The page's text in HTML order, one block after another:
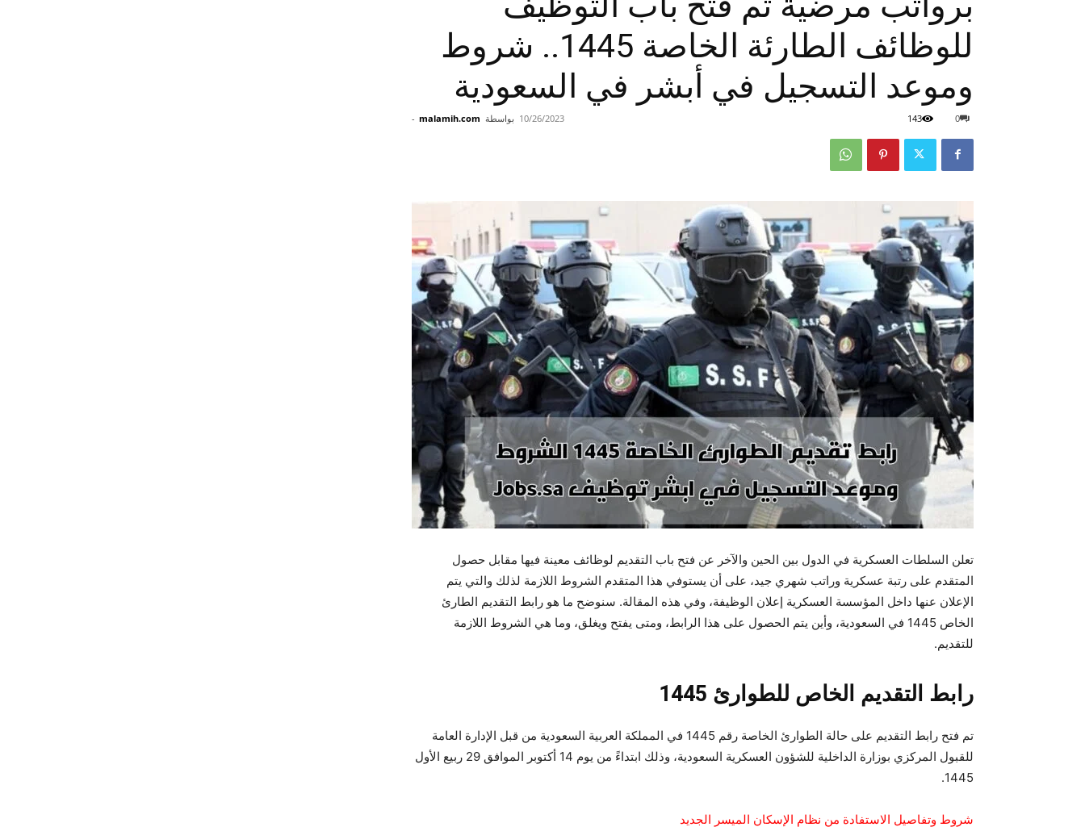
للوظائف الطارئة الخاصة 1445.. شروط
وموعد التسجيل في أبشر في السعودية
بواسطة malamih.com
- 10/26/2023 0
143
تعلن السلطات العسكرية في الدول بين الحين والآخر عن فتح باب التقديم لوظائف معينة فيها مقابل حصول
المتقدم على رتبة عسكرية وراتب شهري جيد، على أن يستوفي هذا المتقدم الشروط اللازمة لذلك والتي يتم
الإعلان عنها داخل المؤسسة العسكرية إعلان الوظيفة، وفي هذه المقالة. سنوضح ما هو رابط التقديم الطارئ
الخاص 1445 في السعودية، وأين يتم الحصول على هذا الرابط، ومتى يفتح ويغلق، وما هي الشروط اللازمة
للتقديم.
رابط التقديم الخاص للطوارئ 1445
تم فتح رابط التقديم على حالة الطوارئ الخاصة رقم 1445 في المملكة العربية السعودية من قبل الإدارة العامة
للقبول المركزي بوزارة الداخلية للشؤون العسكرية السعودية، وذلك ابتداءً من يوم 14 أكتوبر الموافق 29 ربيع الأول
1445.
شروط وتفاصيل الاستفادة من نظام الإسكان الميسر الجديد